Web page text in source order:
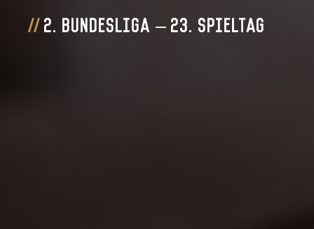
2. Bundesliga – 23. Spieltag